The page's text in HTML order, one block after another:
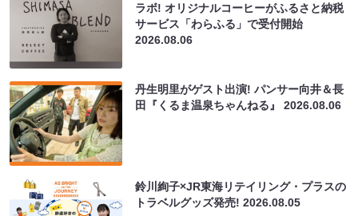
ラボ! オリジナルコーヒーがふるさと納税
サービス「わらふる」で受付開始
2026.08.06
丹生明里がゲスト出演! パンサー向井＆長
田『くるま温泉ちゃんねる』2026.08.06
鈴川絢子×JR東海リテイリング・プラスの
トラベルグッズ発売!2026.08.05